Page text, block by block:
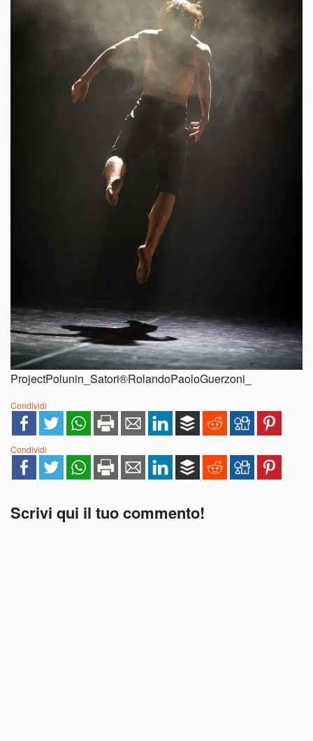
ProjectPolunin_Satori®RolandoPaoloGuerzoni_
Condividi
Condividi
Scrivi qui il tuo commento!